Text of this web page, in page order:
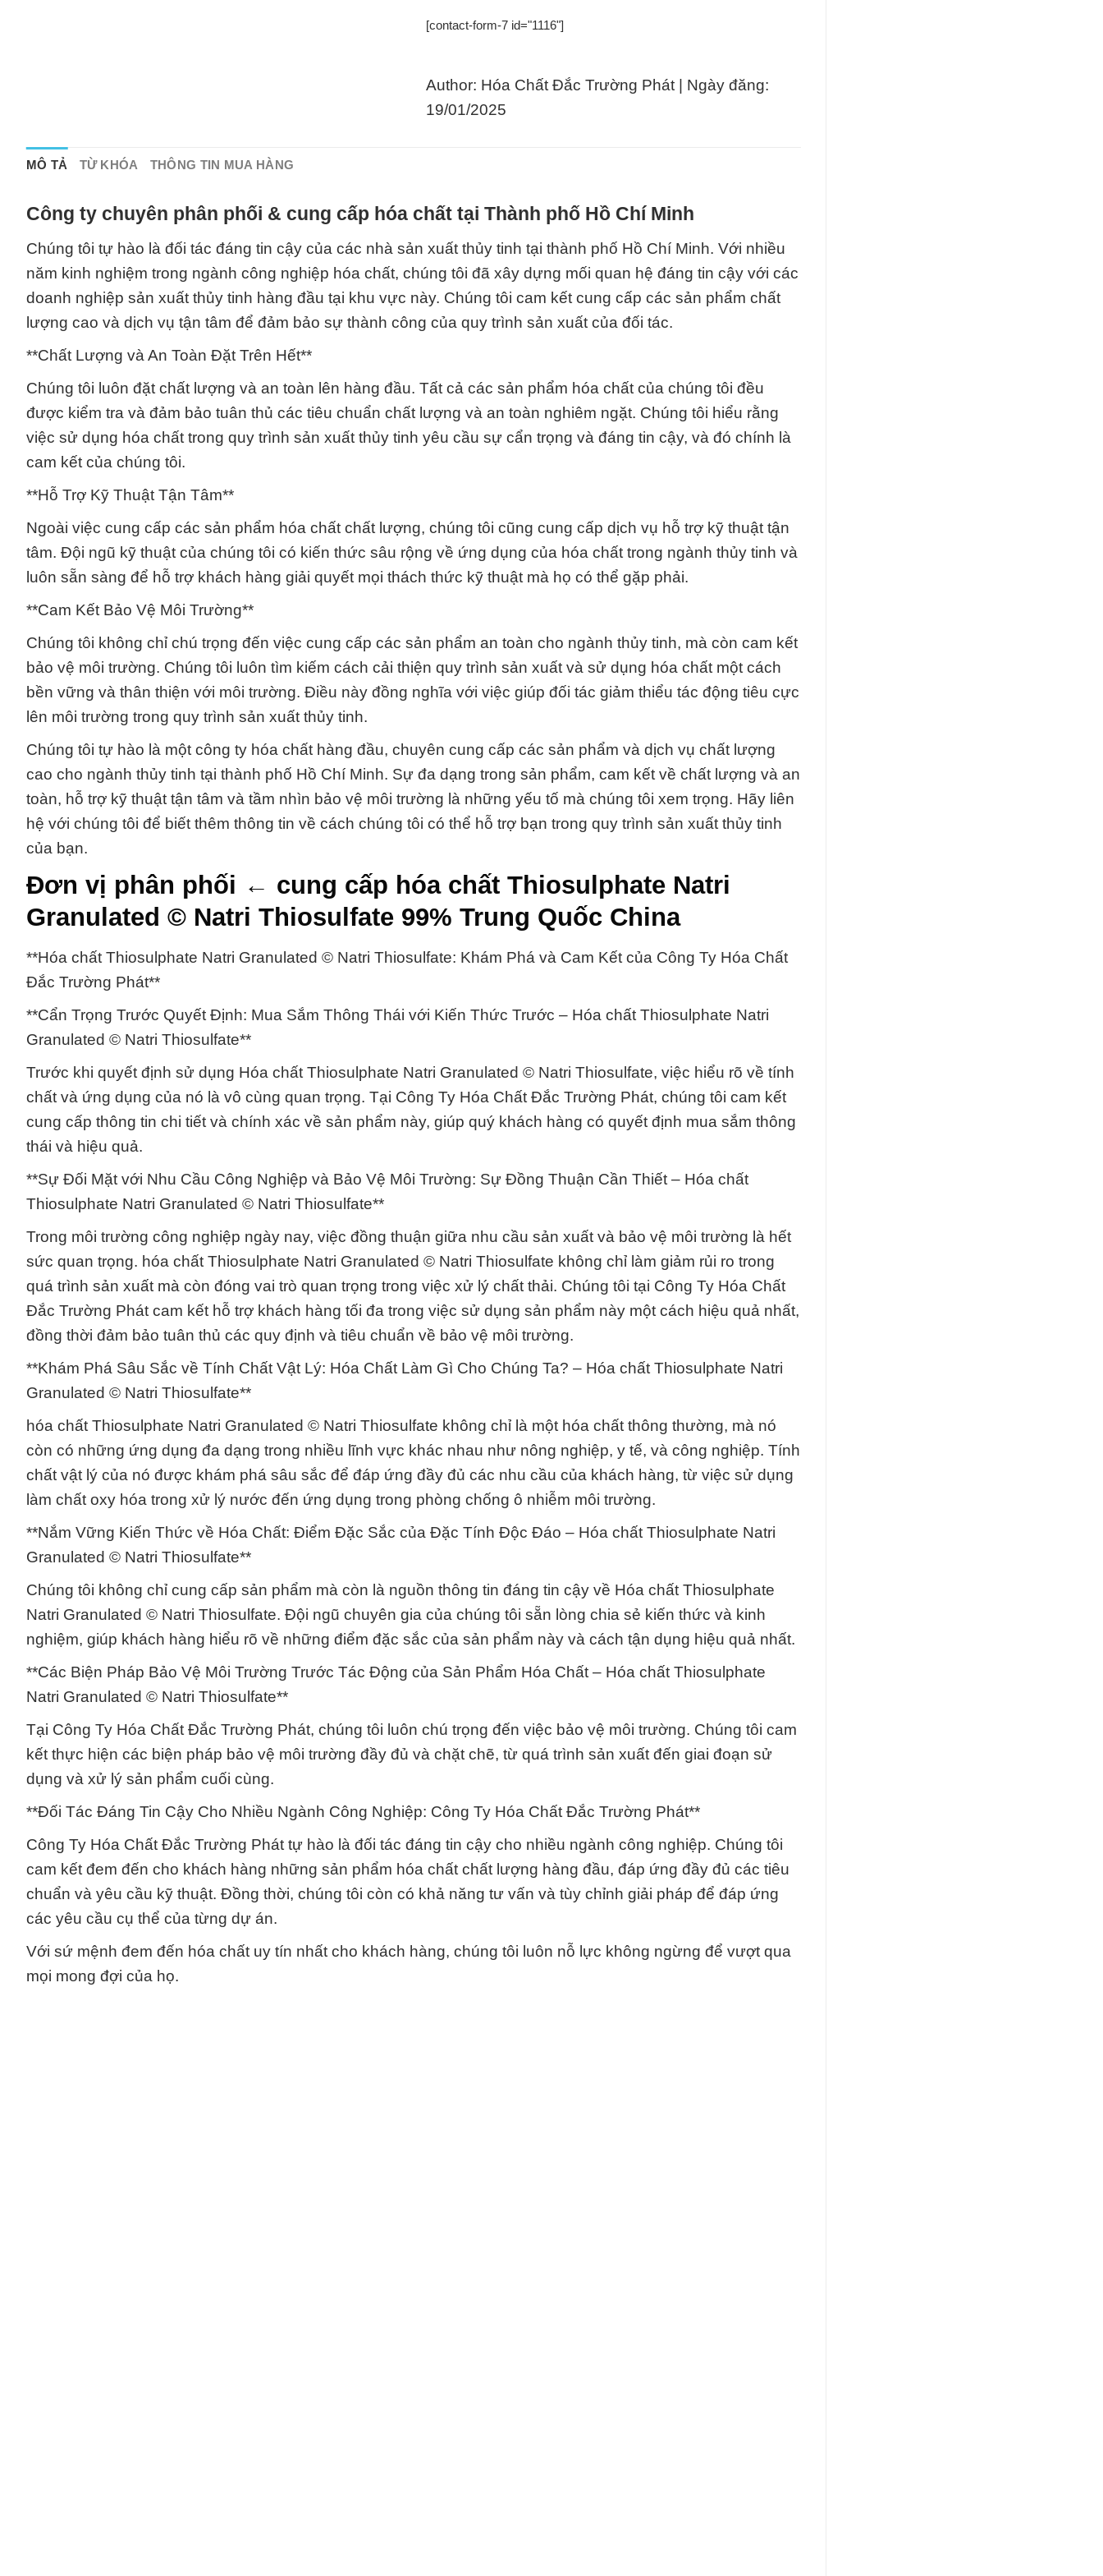
[contact-form-7 id="1116"]
Author: Hóa Chất Đắc Trường Phát | Ngày đăng:
19/01/2025
MÔ TẢ TỪ KHÓA THÔNG TIN MUA HÀNG
Công ty chuyên phân phối & cung cấp hóa chất tại Thành phố Hồ Chí Minh
Chúng tôi tự hào là đối tác đáng tin cậy của các nhà sản xuất thủy tinh tại thành phố Hồ Chí Minh. Với nhiều
năm kinh nghiệm trong ngành công nghiệp hóa chất, chúng tôi đã xây dựng mối quan hệ đáng tin cậy với các
doanh nghiệp sản xuất thủy tinh hàng đầu tại khu vực này. Chúng tôi cam kết cung cấp các sản phẩm chất
lượng cao và dịch vụ tận tâm để đảm bảo sự thành công của quy trình sản xuất của đối tác.
**Chất Lượng và An Toàn Đặt Trên Hết**
Chúng tôi luôn đặt chất lượng và an toàn lên hàng đầu. Tất cả các sản phẩm hóa chất của chúng tôi đều
được kiểm tra và đảm bảo tuân thủ các tiêu chuẩn chất lượng và an toàn nghiêm ngặt. Chúng tôi hiểu rằng
việc sử dụng hóa chất trong quy trình sản xuất thủy tinh yêu cầu sự cẩn trọng và đáng tin cậy, và đó chính là
cam kết của chúng tôi.
**Hỗ Trợ Kỹ Thuật Tận Tâm**
Ngoài việc cung cấp các sản phẩm hóa chất chất lượng, chúng tôi cũng cung cấp dịch vụ hỗ trợ kỹ thuật tận
tâm. Đội ngũ kỹ thuật của chúng tôi có kiến thức sâu rộng về ứng dụng của hóa chất trong ngành thủy tinh và
luôn sẵn sàng để hỗ trợ khách hàng giải quyết mọi thách thức kỹ thuật mà họ có thể gặp phải.
**Cam Kết Bảo Vệ Môi Trường**
Chúng tôi không chỉ chú trọng đến việc cung cấp các sản phẩm an toàn cho ngành thủy tinh, mà còn cam kết
bảo vệ môi trường. Chúng tôi luôn tìm kiếm cách cải thiện quy trình sản xuất và sử dụng hóa chất một cách
bền vững và thân thiện với môi trường. Điều này đồng nghĩa với việc giúp đối tác giảm thiểu tác động tiêu cực
lên môi trường trong quy trình sản xuất thủy tinh.
Chúng tôi tự hào là một công ty hóa chất hàng đầu, chuyên cung cấp các sản phẩm và dịch vụ chất lượng
cao cho ngành thủy tinh tại thành phố Hồ Chí Minh. Sự đa dạng trong sản phẩm, cam kết về chất lượng và an
toàn, hỗ trợ kỹ thuật tận tâm và tầm nhìn bảo vệ môi trường là những yếu tố mà chúng tôi xem trọng. Hãy liên
hệ với chúng tôi để biết thêm thông tin về cách chúng tôi có thể hỗ trợ bạn trong quy trình sản xuất thủy tinh
của bạn.
Đơn vị phân phối ← cung cấp hóa chất Thiosulphate Natri
Granulated © Natri Thiosulfate 99% Trung Quốc China
**Hóa chất Thiosulphate Natri Granulated © Natri Thiosulfate: Khám Phá và Cam Kết của Công Ty Hóa Chất
Đắc Trường Phát**
**Cẩn Trọng Trước Quyết Định: Mua Sắm Thông Thái với Kiến Thức Trước – Hóa chất Thiosulphate Natri
Granulated © Natri Thiosulfate**
Trước khi quyết định sử dụng Hóa chất Thiosulphate Natri Granulated © Natri Thiosulfate, việc hiểu rõ về tính
chất và ứng dụng của nó là vô cùng quan trọng. Tại Công Ty Hóa Chất Đắc Trường Phát, chúng tôi cam kết
cung cấp thông tin chi tiết và chính xác về sản phẩm này, giúp quý khách hàng có quyết định mua sắm thông
thái và hiệu quả.
**Sự Đối Mặt với Nhu Cầu Công Nghiệp và Bảo Vệ Môi Trường: Sự Đồng Thuận Cần Thiết – Hóa chất
Thiosulphate Natri Granulated © Natri Thiosulfate**
Trong môi trường công nghiệp ngày nay, việc đồng thuận giữa nhu cầu sản xuất và bảo vệ môi trường là hết
sức quan trọng. hóa chất Thiosulphate Natri Granulated © Natri Thiosulfate không chỉ làm giảm rủi ro trong
quá trình sản xuất mà còn đóng vai trò quan trọng trong việc xử lý chất thải. Chúng tôi tại Công Ty Hóa Chất
Đắc Trường Phát cam kết hỗ trợ khách hàng tối đa trong việc sử dụng sản phẩm này một cách hiệu quả nhất,
đồng thời đảm bảo tuân thủ các quy định và tiêu chuẩn về bảo vệ môi trường.
**Khám Phá Sâu Sắc về Tính Chất Vật Lý: Hóa Chất Làm Gì Cho Chúng Ta? – Hóa chất Thiosulphate Natri
Granulated © Natri Thiosulfate**
hóa chất Thiosulphate Natri Granulated © Natri Thiosulfate không chỉ là một hóa chất thông thường, mà nó
còn có những ứng dụng đa dạng trong nhiều lĩnh vực khác nhau như nông nghiệp, y tế, và công nghiệp. Tính
chất vật lý của nó được khám phá sâu sắc để đáp ứng đầy đủ các nhu cầu của khách hàng, từ việc sử dụng
làm chất oxy hóa trong xử lý nước đến ứng dụng trong phòng chống ô nhiễm môi trường.
**Nắm Vững Kiến Thức về Hóa Chất: Điểm Đặc Sắc của Đặc Tính Độc Đáo – Hóa chất Thiosulphate Natri
Granulated © Natri Thiosulfate**
Chúng tôi không chỉ cung cấp sản phẩm mà còn là nguồn thông tin đáng tin cậy về Hóa chất Thiosulphate
Natri Granulated © Natri Thiosulfate. Đội ngũ chuyên gia của chúng tôi sẵn lòng chia sẻ kiến thức và kinh
nghiệm, giúp khách hàng hiểu rõ về những điểm đặc sắc của sản phẩm này và cách tận dụng hiệu quả nhất.
**Các Biện Pháp Bảo Vệ Môi Trường Trước Tác Động của Sản Phẩm Hóa Chất – Hóa chất Thiosulphate
Natri Granulated © Natri Thiosulfate**
Tại Công Ty Hóa Chất Đắc Trường Phát, chúng tôi luôn chú trọng đến việc bảo vệ môi trường. Chúng tôi cam
kết thực hiện các biện pháp bảo vệ môi trường đầy đủ và chặt chẽ, từ quá trình sản xuất đến giai đoạn sử
dụng và xử lý sản phẩm cuối cùng.
**Đối Tác Đáng Tin Cậy Cho Nhiều Ngành Công Nghiệp: Công Ty Hóa Chất Đắc Trường Phát**
Công Ty Hóa Chất Đắc Trường Phát tự hào là đối tác đáng tin cậy cho nhiều ngành công nghiệp. Chúng tôi
cam kết đem đến cho khách hàng những sản phẩm hóa chất chất lượng hàng đầu, đáp ứng đầy đủ các tiêu
chuẩn và yêu cầu kỹ thuật. Đồng thời, chúng tôi còn có khả năng tư vấn và tùy chỉnh giải pháp để đáp ứng
các yêu cầu cụ thể của từng dự án.
Với sứ mệnh đem đến hóa chất uy tín nhất cho khách hàng, chúng tôi luôn nỗ lực không ngừng để vượt qua
mọi mong đợi của họ.